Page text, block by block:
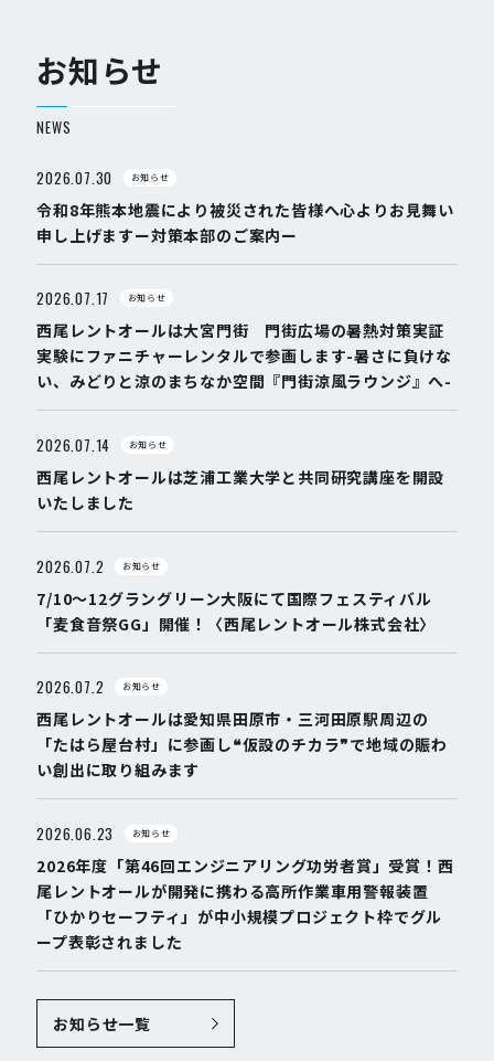
お知らせ
NEWS
令和8年熊本地震により被災された皆様へ心よりお見舞い
申し上げますー対策本部のご案内ー
2026.07.30 お知らせ
西尾レントオールは大宮門街 門街広場の暑熱対策実証
実験にファニチャーレンタルで参画します-暑さに負けな
い、みどりと涼のまちなか空間『門街涼風ラウンジ』へ-
2026.07.17 お知らせ
西尾レントオールは芝浦工業大学と共同研究講座を開設
いたしました
2026.07.14 お知らせ
7/10～12グラングリーン大阪にて国際フェスティバル
「麦食音祭GG」開催！〈西尾レントオール株式会社〉
2026.07.2 お知らせ
西尾レントオールは愛知県田原市・三河田原駅周辺の
「たはら屋台村」に参画し❝仮設のチカラ❞で地域の賑わ
い創出に取り組みます
2026.07.2 お知らせ
2026年度「第46回エンジニアリング功労者賞」受賞！西
尾レントオールが開発に携わる高所作業車用警報装置
「ひかりセーフティ」が中小規模プロジェクト枠でグル
ープ表彰されました
2026.06.23 お知らせ
お知らせ一覧